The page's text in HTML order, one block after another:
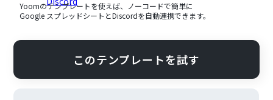
Yoomのテンプレートを使えば、ノーコードで簡単に
Google スプレッドシート とDiscordを自動連携できます。
このテンプレートを試す